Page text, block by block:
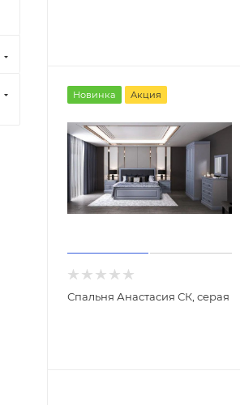
Новинка Акция
Спальня Анастасия СК, серая